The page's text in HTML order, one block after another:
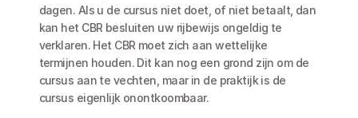
dagen. Als u de cursus niet doet, of niet betaalt, dan
kan het CBR besluiten uw rijbewijs ongeldig te
verklaren. Het CBR moet zich aan wettelijke
termijnen houden. Dit kan nog een grond zijn om de
cursus aan te vechten, maar in de praktijk is de
cursus eigenlijk onontkoombaar.